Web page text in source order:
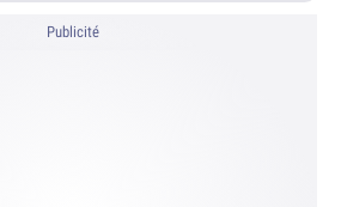
Publicité